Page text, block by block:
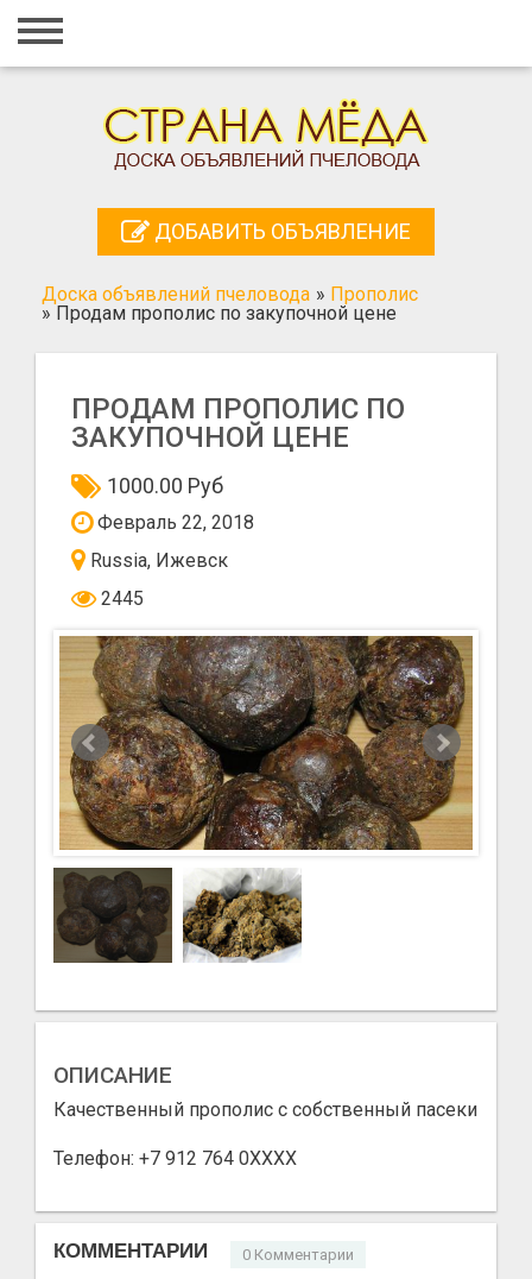
Главная
Регистрация
Добавить объявление
Поиск
ДОБАВИТЬ ОБЪЯВЛЕНИЕ
Доска объявлений пчеловода » Прополис
» Продам прополис по закупочной цене
ПРОДАМ ПРОПОЛИС ПО
ЗАКУПОЧНОЙ ЦЕНЕ
1000.00 Руб
Февраль 22, 2018
Russia, Ижевск
2445
ОПИСАНИЕ
Качественный прополис с собственный пасеки
Телефон: +7 912 764 0XXXX
КОММЕНТАРИИ 0 Комментарии